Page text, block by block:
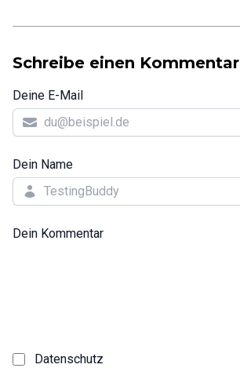
Schreibe einen Kommentar
Deine E-Mail
Dein Name
Dein Kommentar
Datenschutz